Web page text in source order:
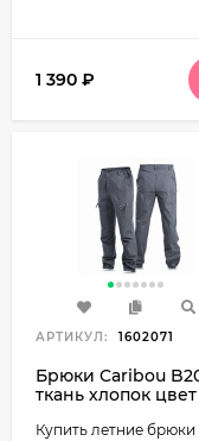
1 390 ₽
АРТИКУЛ: 1602071
Брюки Caribou
ткань хлопок цвет
Купить летние брюки